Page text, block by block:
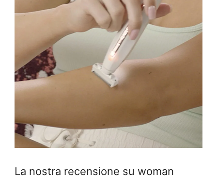
La nostra recensione su woman